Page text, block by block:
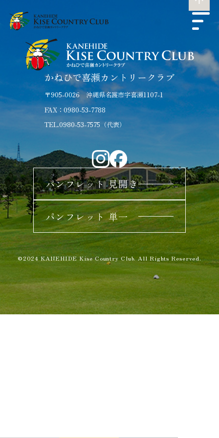
かねひで喜瀬カントリークラブ
〒905-0026 沖縄県名護市字喜瀬1107-1
FAX：0980-53-7788
TEL.0980-53-7575（代表）
パンフレット 見開き
パンフレット 単一
©2024 KANEHIDE Kise Country Club. All Rights Reserved.